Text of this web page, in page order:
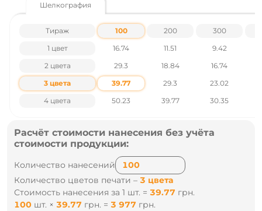
Шелкография
Тираж 100 200 300
1 цвет
16.74 11.51 9.42
2 цвета
29.3 18.84
16.74
3 цвета
39.77 29.3 23.02
4 цвета
50.23 39.77 30.35
Расчёт стоимости нанесения без учёта
стоимости продукции:
Количество нанесений
Количество цветов печати – 3 цвета
Стоимость нанесения за 1 шт. = 39.77 грн.
100 шт. × 39.77 грн. = 3 977 грн.